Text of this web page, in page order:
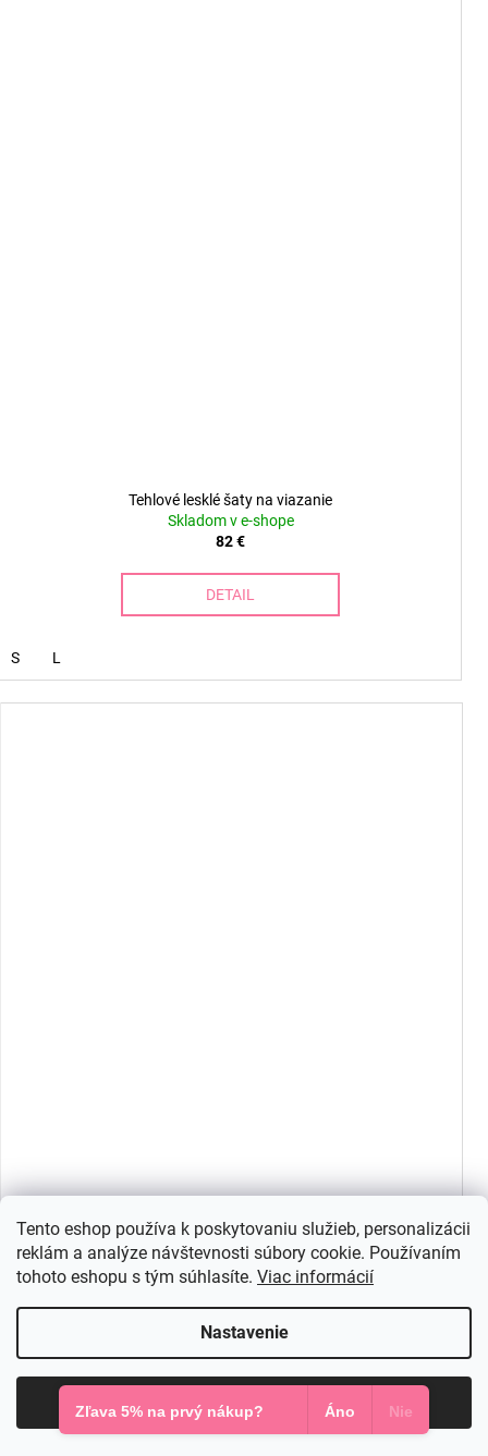
Tento eshop používa k poskytovaniu služieb, personalizácii
reklám a analýze návštevnosti súbory cookie. Používaním
tohoto eshopu s tým súhlasíte. Viac informácií
Nastavenie
Súhlasím
Tehlové lesklé šaty na viazanie
Skladom v e-shope
82 €
DETAIL
S L
Cyklámenové lesklé šaty na viazanie
Skladom v e-shope
Zľava 5% na prvý nákup? Áno Nie